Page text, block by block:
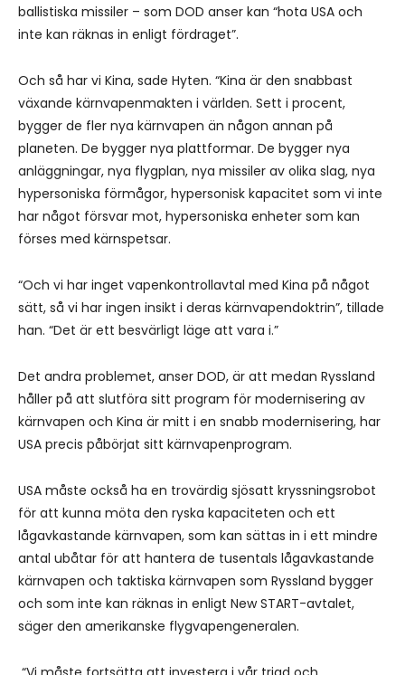
ballistiska missiler – som DOD anser kan “hota USA och
inte kan räknas in enligt fördraget”.
Och så har vi Kina, sade Hyten. “Kina är den snabbast
växande kärnvapenmakten i världen. Sett i procent,
bygger de fler nya kärnvapen än någon annan på
planeten. De bygger nya plattformar. De bygger nya
anläggningar, nya flygplan, nya missiler av olika slag, nya
hypersoniska förmågor, hypersonisk kapacitet som vi inte
har något försvar mot, hypersoniska enheter som kan
förses med kärnspetsar.
“Och vi har inget vapenkontrollavtal med Kina på något
sätt, så vi har ingen insikt i deras kärnvapendoktrin”, tillade
han. “Det är ett besvärligt läge att vara i.”
Det andra problemet, anser DOD, är att medan Ryssland
håller på att slutföra sitt program för modernisering av
kärnvapen och Kina är mitt i en snabb modernisering, har
USA precis påbörjat sitt kärnvapenprogram.
USA måste också ha en trovärdig sjösatt kryssningsrobot
för att kunna möta den ryska kapaciteten och ett
lågavkastande kärnvapen, som kan sättas in i ett mindre
antal ubåtar för att hantera de tusentals lågavkastande
kärnvapen och taktiska kärnvapen som Ryssland bygger
och som inte kan räknas in enligt New START-avtalet,
säger den amerikanske flygvapengeneralen.